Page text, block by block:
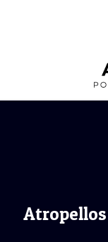
Atropellos